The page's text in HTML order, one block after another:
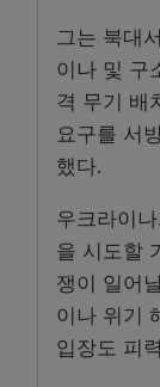
그는 북대
이나 및 구
격 무기 배
요구를 서
했다.
우크라이
을 시도할
쟁이 일어
이나 위기
입장도 피